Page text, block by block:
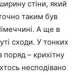
стіни, який
таким був
А ще в
сходи. У тонких
поряд – крихітну
несподівано